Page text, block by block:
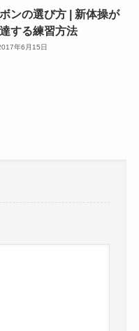
ンの選び方 | 新体操が
達する練習方法
年6月15日